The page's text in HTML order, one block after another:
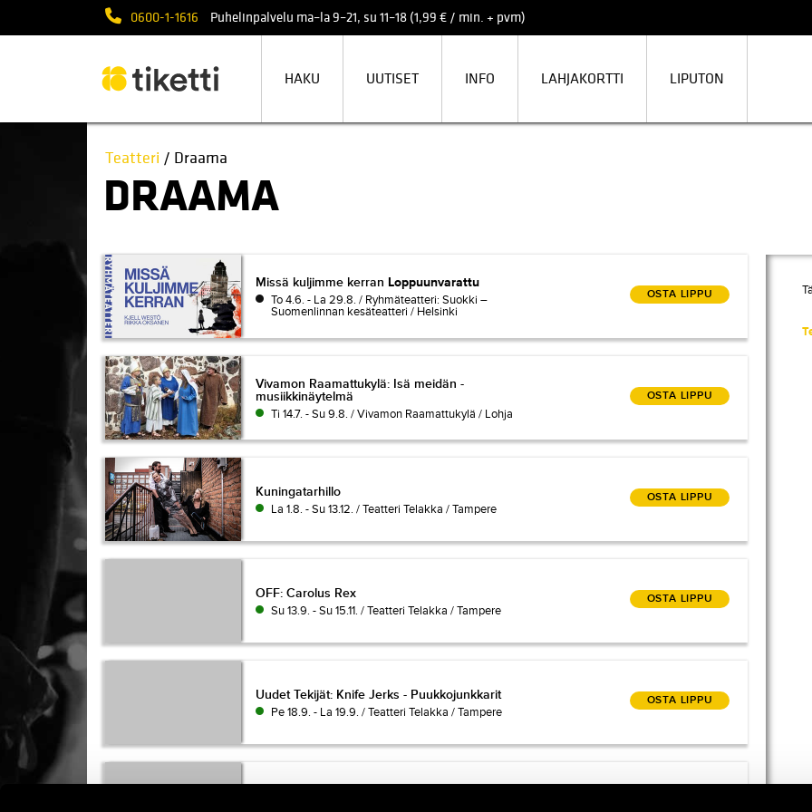
0600-1-1616 Puhelinpalvelu ma–la 9–21, su 11–18 (1,99 € / min. + pvm)
HAKU UUTISET INFO LAHJAKORTTI LIPUTON
Teatteri / Draama
DRAAMA
Missä kuljimme kerran Loppuunvarattu
To 4.6. - La 29.8. / Ryhmäteatteri: Suokki –
Suomenlinnan kesäteatteri / Helsinki
OSTA LIPPU
Vivamon Raamattukylä: Isä meidän -
musiikkinäytelmä
Ti 14.7. - Su 9.8. / Vivamon Raamattukylä / Lohja
OSTA LIPPU
Kuningatarhillo
La 1.8. - Su 13.12. / Teatteri Telakka / Tampere
OSTA LIPPU
OFF: Carolus Rex
Su 13.9. - Su 15.11. / Teatteri Telakka / Tampere
OSTA LIPPU
Uudet Tekijät: Knife Jerks - Puukkojunkkarit
Pe 18.9. - La 19.9. / Teatteri Telakka / Tampere
OSTA LIPPU